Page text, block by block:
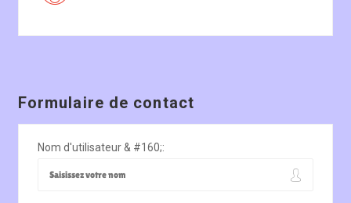
Formulaire de contact
Nom d'utilisateur & #160;: